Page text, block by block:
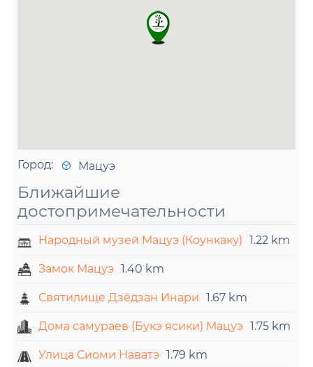
Город: Мацуэ
Ближайшие
достопримечательности
Народный музей Мацуэ (Коункаку) 1.22 km
Замок Мацуэ 1.40 km
Святилище Дзёдзан Инари 1.67 km
Дома самураев (Букэ ясики) Мацуэ 1.75 km
Улица Сиоми Наватэ 1.79 km